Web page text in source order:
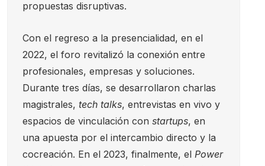
propuestas disruptivas.
Con el regreso a la presencialidad, en el
2022, el foro revitalizó la conexión entre
profesionales, empresas y soluciones.
Durante tres días, se desarrollaron charlas
magistrales, tech talks, entrevistas en vivo y
espacios de vinculación con startups, en
una apuesta por el intercambio directo y la
cocreación. En el 2023, finalmente, el Power